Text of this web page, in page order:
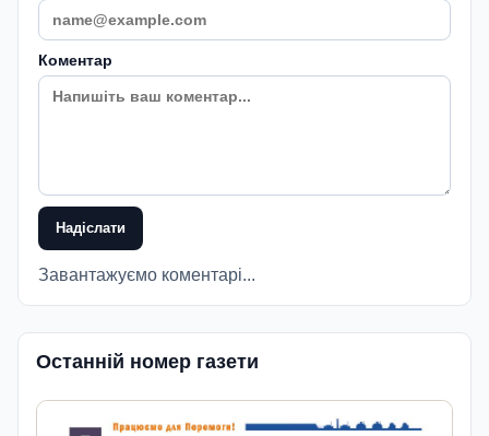
Коментар
Надіслати
Завантажуємо коментарі...
Останній номер газети